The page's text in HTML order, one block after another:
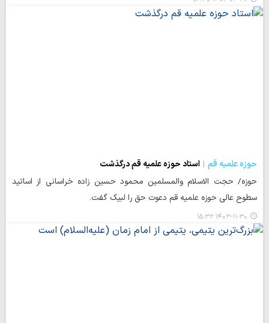
حوزه علمیه قم
استاد حوزه علمیه قم درگذشت
حوزه/ حجت الاسلام والمسلمین محمود حسین زاده خراسانی از اساتید
سطوح عالی حوزه علمیه قم دعوت حق را لبیک گفت.
۱۴۰۳-۱۱-۳۰ ۱۵:۳۲